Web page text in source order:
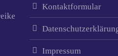
Kontaktformular
Impressum